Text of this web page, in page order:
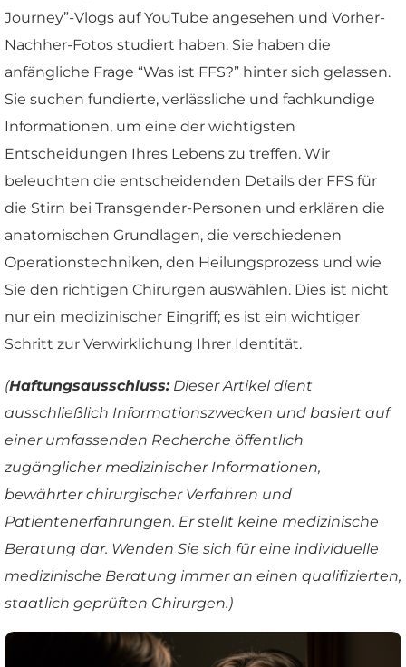
Journey”-Vlogs auf YouTube angesehen und Vorher-
Nachher-Fotos studiert haben. Sie haben die
anfängliche Frage “Was ist FFS?” hinter sich gelassen.
Sie suchen fundierte, verlässliche und fachkundige
Informationen, um eine der wichtigsten
Entscheidungen Ihres Lebens zu treffen. Wir
beleuchten die entscheidenden Details der FFS für
die Stirn bei Transgender-Personen und erklären die
anatomischen Grundlagen, die verschiedenen
Operationstechniken, den Heilungsprozess und wie
Sie den richtigen Chirurgen auswählen. Dies ist nicht
nur ein medizinischer Eingriff; es ist ein wichtiger
Schritt zur Verwirklichung Ihrer Identität.
(Haftungsausschluss:Dieser Artikel dient
ausschließlich Informationszwecken und basiert auf
einer umfassenden Recherche öffentlich
zugänglicher medizinischer Informationen,
bewährter chirurgischer Verfahren und
Patientenerfahrungen. Er stellt keine medizinische
Beratung dar. Wenden Sie sich für eine individuelle
medizinische Beratung immer an einen qualifizierten,
staatlich geprüften Chirurgen.)